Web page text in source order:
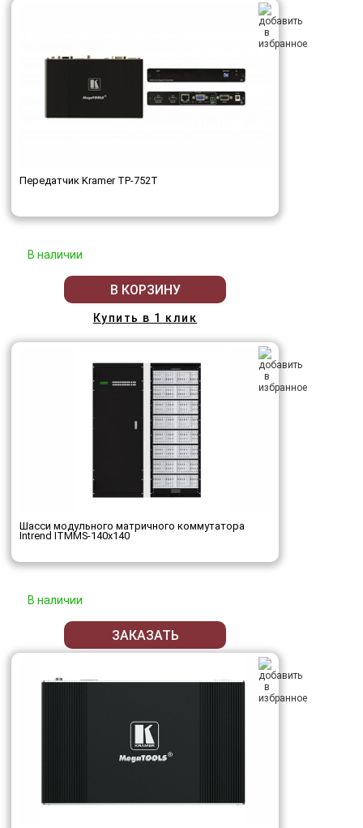
Передатчик Kramer TP-752T
В наличии
В КОРЗИНУ
Купить в 1 клик
Шасси модульного матричного коммутатора
Intrend ITMMS-140x140
В наличии
ЗАКАЗАТЬ